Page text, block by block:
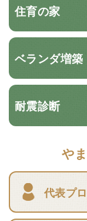
住育の家
ベランダ増築
耐震診断
や
代表プ